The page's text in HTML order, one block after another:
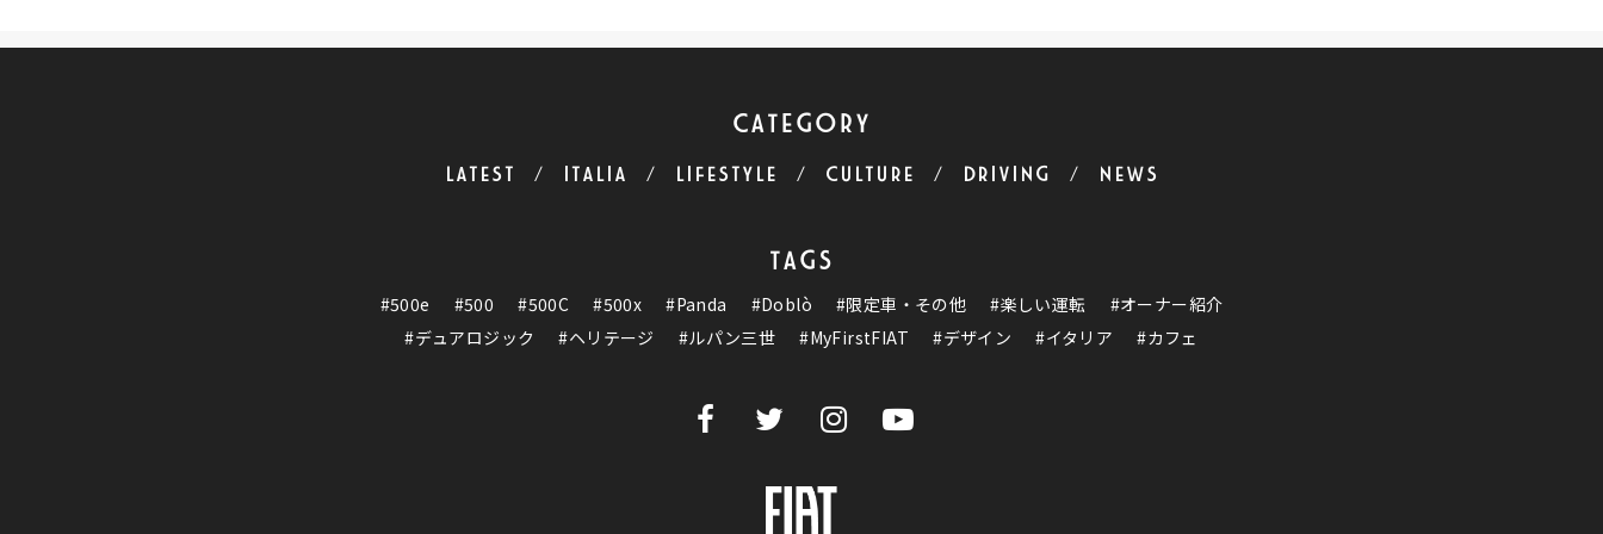
CATEGORY
LATEST ITALIA LIFESTYLE CULTURE DRIVING NEWS
TAGS
#500e #500 #500C #500x #Panda #Doblò #限定車・その他 #楽しい運転
#オーナー紹介
#デュアロジック
#ヘリテージ #ルパン三世 #MyFirstFIAT #デザイン #イタリア #カフェ